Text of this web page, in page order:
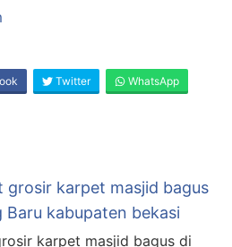
Twitter WhatsApp
grosir karpet masjid bagus
Baru kabupaten bekasi
karpet masjid bagus di